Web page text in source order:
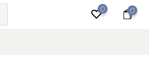
0 0